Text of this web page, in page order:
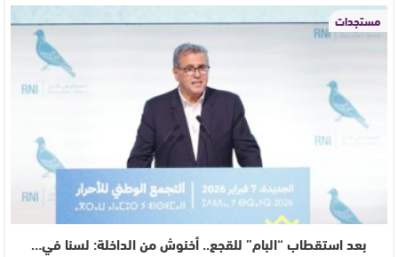
مستجدات
بعد استقطاب “البام” للقجع.. أخنوش من الداخلة: لسنا في…